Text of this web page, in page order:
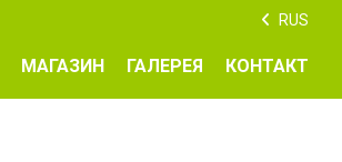
RUS
МАГАЗИН ГАЛЕРЕЯ КОНТАКТ